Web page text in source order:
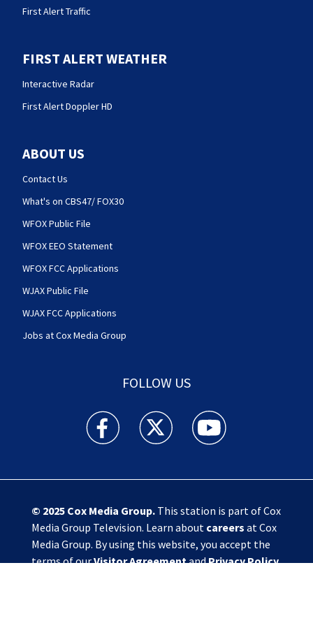
First Alert Traffic
FIRST ALERT WEATHER
Interactive Radar
First Alert Doppler HD
ABOUT US
Contact Us
What's on CBS47/ FOX30
WFOX Public File
WFOX EEO Statement
WFOX FCC Applications
WJAX Public File
WJAX FCC Applications
Jobs at Cox Media Group
FOLLOW US
Action News Jax facebook feed(Opens a new
Action News Jax twitter
Action News Jax
© 2025 Cox Media Group.This station is part of Cox
Media Group Television. Learn about careers at Cox
Media Group. By using this website, you accept the
terms of ourVisitor AgreementandPrivacy Policy,